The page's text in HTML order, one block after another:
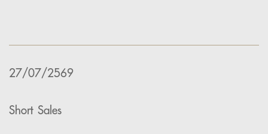
27/07/2569
Short Sales